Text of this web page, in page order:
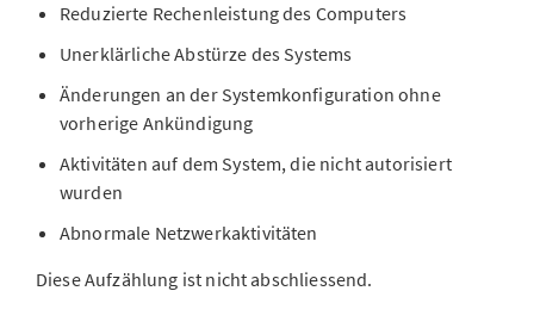
Reduzierte Rechenleistung des Computers
Unerklärliche Abstürze des Systems
Änderungen an der Systemkonfiguration ohne
vorherige Ankündigung
Aktivitäten auf dem System, die nicht autorisiert
wurden
Abnormale Netzwerkaktivitäten
Diese Aufzählung ist nicht abschliessend.